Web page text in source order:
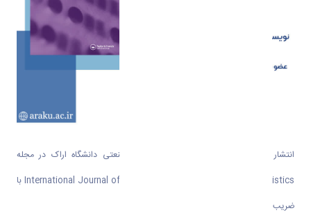
مقاله عضو هیئت علمی گروه مدیریت صنعتی دانشگاه اراک در مجله
International Journal of Systems Science: Operations & Logistics با
تأثیر ۴/۲